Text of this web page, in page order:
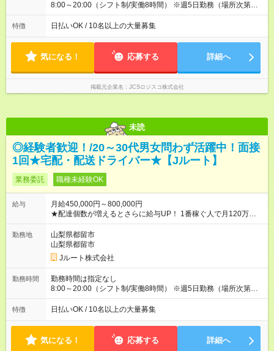
8:00～20:00（シフト制/実働8時間） ※週5日勤務（場所次第で
は週4も有り） ※配達状況によって時間外での勤務可能性有り ※
案件により多少の前後あり ※配達が完了次第、帰社OKです
特徴 日払いOK / 10名以上の大量募集
気になる！ 応募する 詳細へ
掲載元企業名 JCSロジスコ株式会社
未読
◎経験者歓迎！/20～30代男女問わず活躍中！面接
1回★宅配・配送ドライバー★【Jルート】
業務委託 職種未経験OK
給与
月給450,000円～800,000円
★配達個数が増えるとさらに給与UP！ 1番稼ぐ人で月120万ほ
ど！ ・主要都市エリア 月収55万円／週5日稼働 月収65万~112
万円／週6日稼働 ・地方郊外エリア 月収40万円／週5日稼働 月
収40万円~50万円／週6日稼働 ＜モデルイメージ＞ ■月収50万
円 (27歳男性/江東区在住)※元建築関係 1日150個配達×25日勤務
(日休み) ■月収80万円(43歳男性/墨田区在住)※元営業 1日200個
勤務地
山梨県都留市
山梨県都留市
Jルート株式会社
勤務時間
勤務時間は指定なし
8:00～20:00（シフト制/実働8時間） ※週5日勤務（場所次第で
は週4も有り） ※配達状況によって時間外での勤務可能性有り ※
案件により多少の前後あり ※配達が完了次第、帰社OKです
特徴 日払いOK / 10名以上の大量募集
気になる！ 応募する 詳細へ